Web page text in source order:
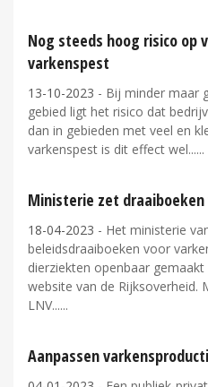
Nog steeds hoog risico op
varkenspest
13-10-2023 - Bij minder maar
gebied ligt het risico dat
dan in gebieden met veel en
varkenspest is dit effect wel...
Ministerie zet
18-04-2023 - Het ministerie
beleidsdraaiboeken voor
dierziekten openbaar
website van de Rijksoverheid.
LNV...
Aanpassen